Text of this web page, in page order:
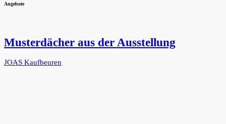
Angebote
Musterdächer aus der Ausstellung
JOAS Kaufbeuren